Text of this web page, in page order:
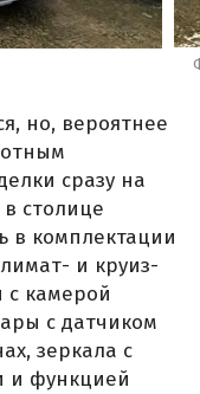
но, вероятнее
сразу на
столице
в комплектации
и круиз-
с камерой
с датчиком
зеркала с
и функцией